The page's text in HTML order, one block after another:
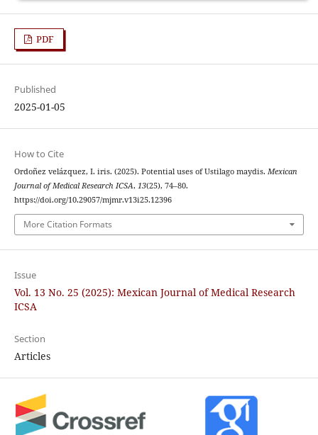
PDF
Published
2025-01-05
How to Cite
Ordoñez velázquez, I. iris. (2025). Potential uses of Ustilago maydis. Mexican
Journal of Medical Research ICSA, 13(25), 74–80.
https://doi.org/10.29057/mjmr.v13i25.12396
More Citation Formats
Issue
Vol. 13 No. 25 (2025): Mexican Journal of Medical Research
ICSA
Section
Articles